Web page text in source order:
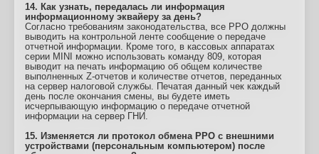
14. Как узнать, передалась ли информация
информационному эквайеру за день?
Согласно требованиям законодательства, все РРО должны
выводить на контрольной ленте сообщение о передаче
отчетной информации. Кроме того, в кассовых аппаратах
серии MINI можно использовать команду 809, которая
выводит на печать информацию об общем количестве
выполненных Z-отчетов и количестве отчетов, переданных
на сервер налоговой службы. Печатая данный чек каждый
день после окончания смены, вы будете иметь
исчерпывающую информацию о передаче отчетной
информации на сервер ГНИ.
15. Изменяется ли протокол обмена РРО с внешними
устройствами (персональным компьютером) после